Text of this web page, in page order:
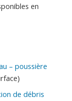
en
– poussière
de débris